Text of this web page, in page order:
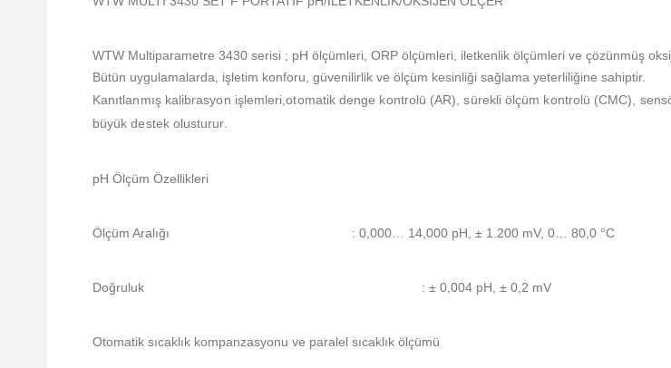
WTW Multiparametre 3430 serisi ; pH ölçümleri, ORP ölçümleri, iletkenlik ölçümleri ve çözünmüş
Bütün uygulamalarda, işletim konforu, güvenilirlik ve ölçüm kesinliği sağlama yeterliliğine sahiptir.
Kanıtlanmış kalibrasyon işlemleri,otomatik denge kontrolü (AR), sürekli ölçüm kontrolü (CMC),
büyük destek olusturur.
pH Ölçüm Özellikleri
Ölçüm Aralığı : 0,000… 14,000 pH, ± 1.200 mV, 0… 80,0 °C
Doğruluk : ± 0,004 pH, ± 0,2 mV
Otomatik sıcaklık kompanzasyonu ve paralel sıcaklık ölçümü